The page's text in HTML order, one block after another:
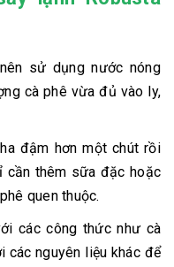
sử dụng nước nóng
cà phê vừa đủ vào ly,
đậm hơn một chút rồi
cần thêm sữa đặc hoặc
quen thuộc.
các công thức như cà
các nguyên liệu khác để